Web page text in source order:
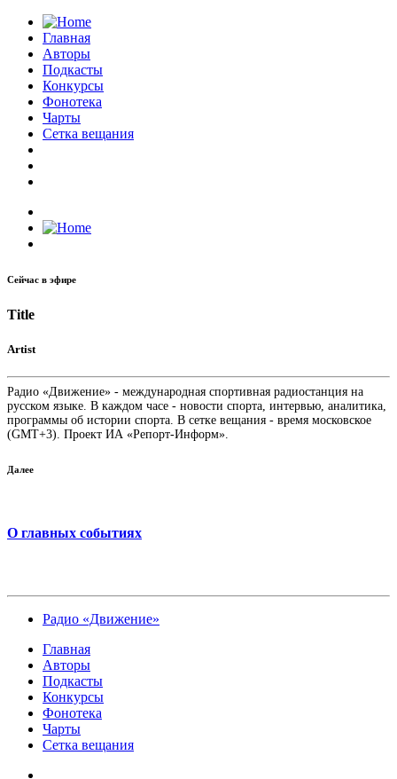
Главная
Авторы
Подкасты
Конкурсы
Фонотека
Чарты
Сетка вещания
Сейчас в эфире
Title
Artist
Радио «Движение» - международная спортивная радиостанция на
русском языке. В каждом часе - новости спорта, интервью, аналитика,
программы об истории спорта. В сетке вещания - время московское
(GMT+3). Проект ИА «Репорт-Информ».
Далее
О главных событиях
Радио «Движение»
Главная
Авторы
Подкасты
Конкурсы
Фонотека
Чарты
Сетка вещания